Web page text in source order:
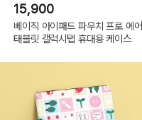
15,900
베이직 아이패드 파우치 프로 에어
태블릿 갤럭시탭 휴대용 케이스